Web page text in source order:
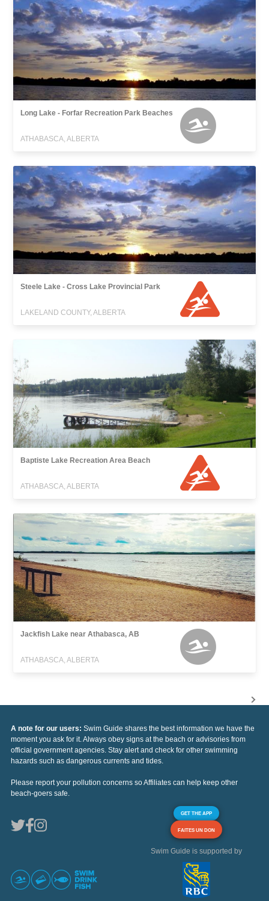
Long Lake - Forfar Recreation Park Beaches
ATHABASCA, ALBERTA
Steele Lake - Cross Lake Provincial Park
LAKELAND COUNTY, ALBERTA
Baptiste Lake Recreation Area Beach
ATHABASCA, ALBERTA
Jackfish Lake near Athabasca, AB
ATHABASCA, ALBERTA
A note for our users: Swim Guide shares the best information we have the
moment you ask for it. Always obey signs at the beach or advisories from
official government agencies. Stay alert and check for other swimming
hazards such as dangerous currents and tides.
Please report your pollution concerns so Affiliates can help keep other
beach-goers safe.
GET THE APP
FAITES UN DON
Swim Guide is supported by